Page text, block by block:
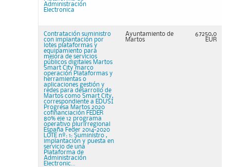
Administración
Electronica
Contratación suministro
con implantación por
lotes plataformas y
equipamiento para
mejora de servicios
públicos digitales Martos
Smart City marco
operación Plataformas y
herramientas o
aplicaciones gestión y
redes para desarrollo de
Martos como Smart City,
correspondiente a EDUSI
Progresa Martos 2020
cofinanciación FEDER
80% eje 12 programa
operativo plurirregional
España Feder 2014-2020
LOTE nº: 1: Suministro ,
implantación y puesta en
servicio de una
Plataforma de
Administración
Electronic...
Ayuntamiento de
Martos
67250,0
EUR